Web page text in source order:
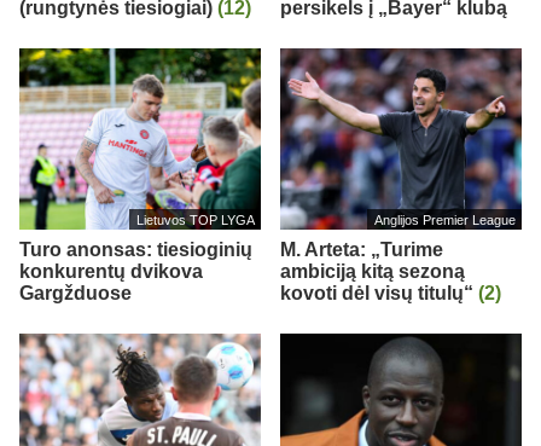
(rungtynės tiesiogiai) (12)
persikels į „Bayer“ klubą
Lietuvos TOP LYGA
Turo anonsas: tiesioginių
konkurentų dvikova
Gargžduose
Anglijos Premier League
M. Arteta: „Turime
ambiciją kitą sezoną
kovoti dėl visų titulų“ (2)